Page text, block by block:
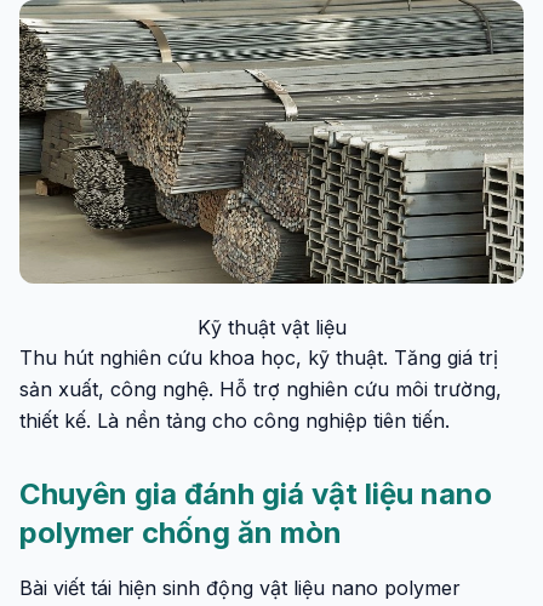
Kỹ thuật vật liệu
Thu hút nghiên cứu khoa học, kỹ thuật. Tăng giá trị
sản xuất, công nghệ. Hỗ trợ nghiên cứu môi trường,
thiết kế. Là nền tảng cho công nghiệp tiên tiến.
Chuyên gia đánh giá vật liệu nano
polymer chống ăn mòn
Bài viết tái hiện sinh động vật liệu nano polymer